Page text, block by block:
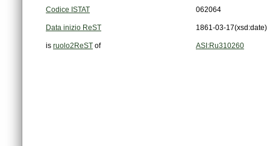
Codice ISTAT 062064
Data inizio ReST 1861-03-17(xsd:date)
is ruolo2ReST of ASI:Ru310260